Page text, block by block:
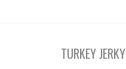
TURKEY JERKY